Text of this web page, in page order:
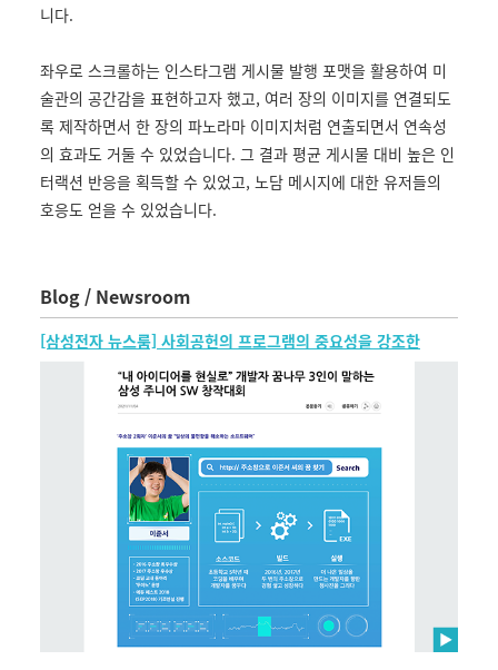
니다.
좌우로 스크롤하는 인스타그램 게시물 발행 포맷을 활용하여 미
술관의 공간감을 표현하고자 했고, 여러 장의 이미지를 연결되도
록 제작하면서 한 장의 파노라마 이미지처럼 연출되면서 연속성
의 효과도 거둘 수 있었습니다. 그 결과 평균 게시물 대비 높은 인
터랙션 반응을 획득할 수 있었고, 노담 메시지에 대한 유저들의
호응도 얻을 수 있었습니다.
Blog / Newsroom
[삼성전자 뉴스룸] 사회공헌의 프로그램의 중요성을 강조한